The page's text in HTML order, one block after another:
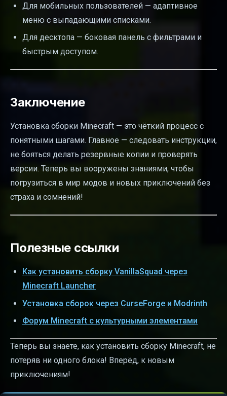
Для мобильных пользователей — адаптивное
меню с выпадающими списками.
Для десктопа — боковая панель с фильтрами и
быстрым доступом.
Заключение
Установка сборки Minecraft — это чёткий процесс с
понятными шагами. Главное — следовать инструкции,
не бояться делать резервные копии и проверять
версии. Теперь вы вооружены знаниями, чтобы
погрузиться в мир модов и новых приключений без
страха и сомнений!
Полезные ссылки
Как установить сборку VanillaSquad через
Minecraft Launcher
Установка сборок через CurseForge и Modrinth
Форум Minecraft с культурными элементами
Теперь вы знаете, как установить сборку Minecraft, не
потеряв ни одного блока! Вперёд, к новым
приключениям!